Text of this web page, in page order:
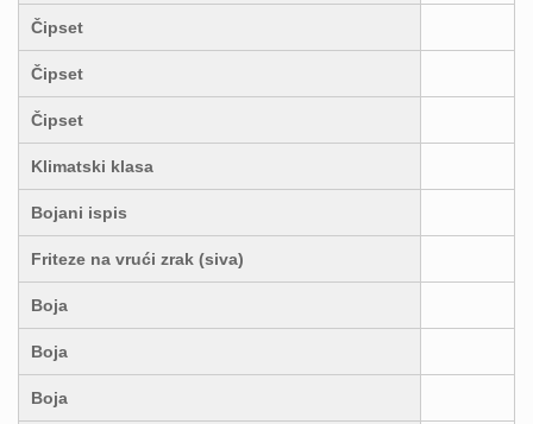
Čipset
Čipset
Čipset
Klimatski klasa
Bojani ispis
Friteze na vrući zrak (siva)
Boja
Boja
Boja